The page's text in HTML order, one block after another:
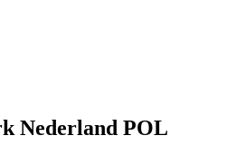
Nederland POL